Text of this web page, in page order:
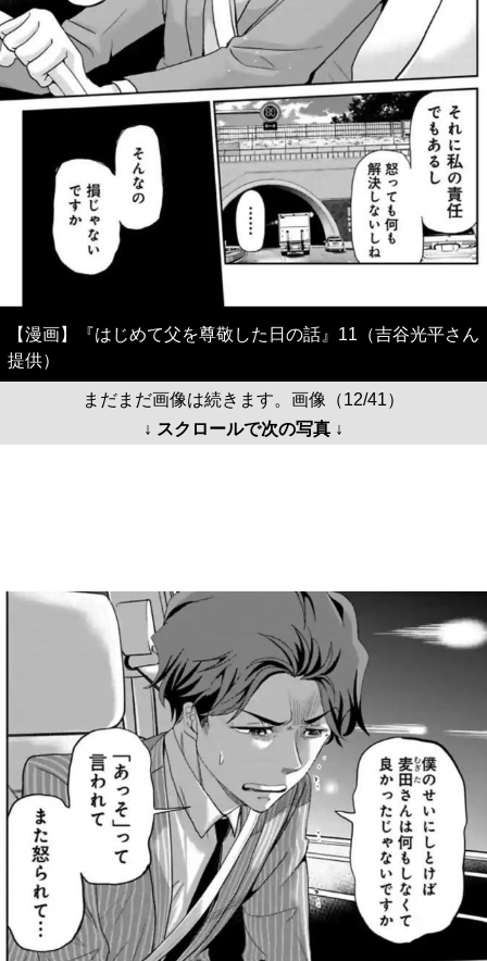
【漫画】『はじめて父を尊敬した日の話』11（吉谷光平さん
提供）
まだまだ画像は続きます。画像（12/41）
↓ スクロールで次の写真 ↓